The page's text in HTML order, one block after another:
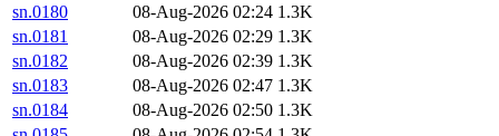
sn.0180
08-Aug-2026 02:24 1.3K
sn.0181
08-Aug-2026 02:29 1.3K
sn.0182
08-Aug-2026 02:39 1.3K
sn.0183
08-Aug-2026 02:47 1.3K
sn.0184
08-Aug-2026 02:50 1.3K